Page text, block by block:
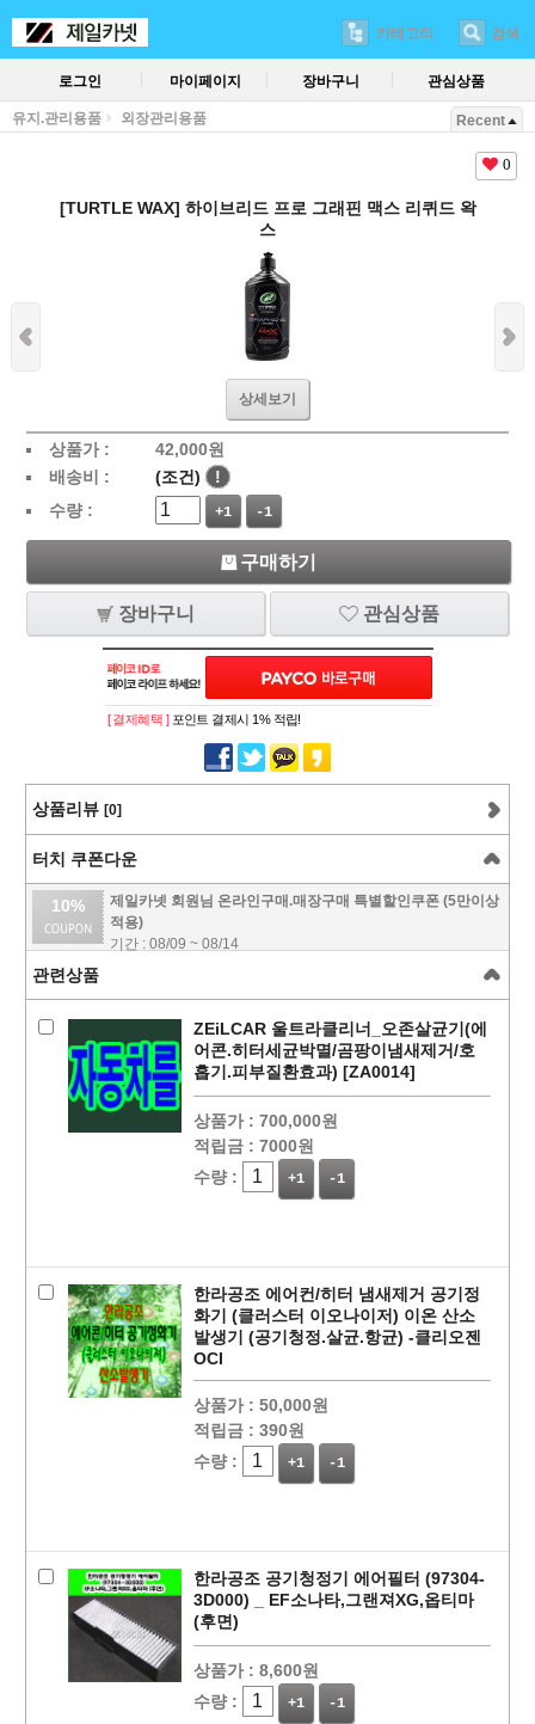
카테고리 검색
로그인 마이페이지 장바구니 관심상품
유지.관리용품 외장관리용품 Recent
0
[TURTLE WAX] 하이브리드 프로 그래핀 맥스 리퀴드 왁
스
상세보기
상품가 : 42,000원
배송비 :
(조건)
!
수량 :
+1 -1
구매하기
장바구니 관심상품
PAYCO 바로
[ 결제혜택 ] 포인트 결제시 1% 적립!
상품리뷰 [0]
터치 쿠폰다운
10%
제일카넷 회원님 온라인구매.매장구매 특별할인쿠폰 (5만이상
적용)
기간 : 08/09 ~ 08/14
관련상품
ZEiLCAR 울트라클리너_오존살균기(에
어콘.히터세균박멸/곰팡이냄새제거/호
흡기.피부질환효과) [ZA0014]
상품가 : 700,000원
적립금 : 7000원
수량 :
+1 -1
한라공조 에어컨/히터 냄새제거 공기정
화기 (클러스터 이오나이저) 이온 산소
발생기 (공기청정.살균.항균) -클리오젠
OCI
상품가 : 50,000원
적립금 : 390원
수량 :
+1 -1
한라공조 공기청정기 에어필터 (97304-
3D000) _ EF소나타,그랜져XG,옵티마
(후면)
상품가 : 8,600원
수량 :
+1 -1